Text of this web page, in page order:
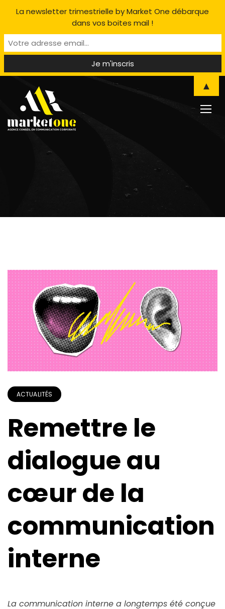
ACTUALITÉS
Remettre le
dialogue au
cœur de la
communication
interne
La communication interne a longtemps été conçue
La newsletter trimestrielle by Market One débarque
dans vos boites mail !
▲